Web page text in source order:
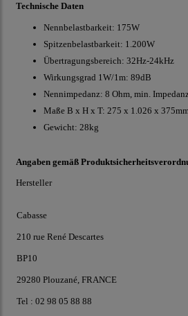
Technische Daten
Nennbelastbarkeit: 175W
Spitzenbelastbarkeit: 1.200W
Übertragungsbereich: 32Hz-24kHz
Wirkungsgrad 1W/1m: 89dB
Nennimpedanz: 8 Ohm, min.
Maße B x H x T: 275 x 1.026 x
Gewicht: 28kg
Angaben gemäß
Hersteller
Cabasse
210 rue René Descartes
BP10
29280 Plouzané, FRANCE
Tel : 02 98 05 88 88